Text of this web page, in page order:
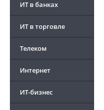
ИТ в банках
ИТ в торговле
Телеком
Интернет
ИТ-бизнес